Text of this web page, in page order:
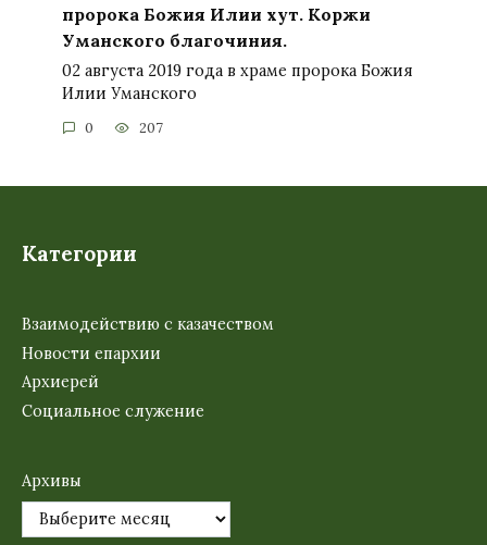
пророка Божия Илии хут. Коржи
Уманского благочиния.
02 августа 2019 года в храме пророка Божия
Илии Уманского
0 207
Категории
Взаимодействию с казачеством
Новости епархии
Архиерей
Социальное служение
Архивы